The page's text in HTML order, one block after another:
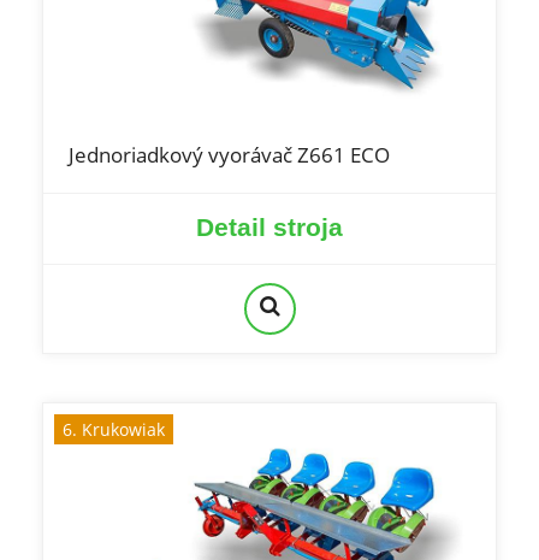
Jednoriadkový vyorávač Z661 ECO
Detail stroja
6. Krukowiak